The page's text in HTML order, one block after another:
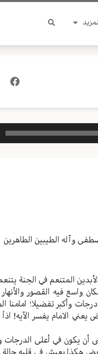
وآله الطیبین الطاهرین
المتنعم في الجنة
واسع فیه القصور
وأکبر تفضیلا؛ امامنا
الامام یفسر الآیه! اذاً
أن یکون في أعلی
هکذا یعیش في قلبه